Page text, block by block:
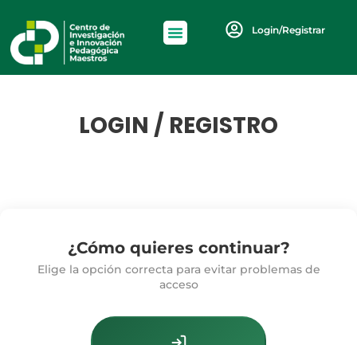
Login/Registrar
LOGIN / REGISTRO
¿Cómo quieres continuar?
Elige la opción correcta para evitar problemas de
acceso